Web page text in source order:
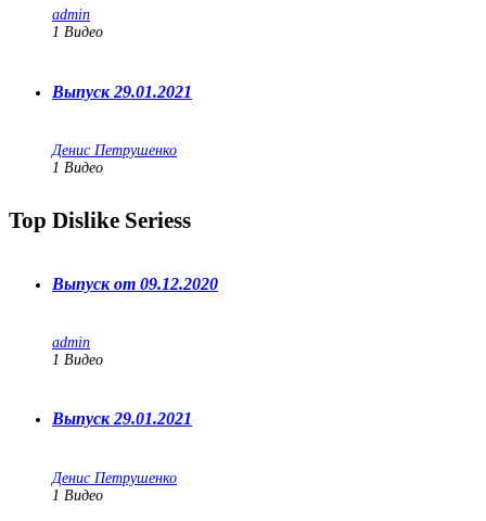
admin
1 Видео
Выпуск 29.01.2021
Денис Петрушенко
1 Видео
Top Dislike Seriess
Выпуск от 09.12.2020
admin
1 Видео
Выпуск 29.01.2021
Денис Петрушенко
1 Видео